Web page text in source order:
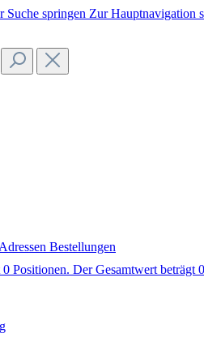
Suche springen Zur Hauptnavigation
Adressen Bestellungen
Positionen. Der Gesamtwert beträgt